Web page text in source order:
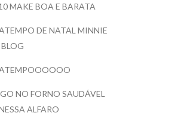
MAKE BOA E BARATA
DE NATAL MINNIE
NO FORNO SAUDÁVEL
ALFARO